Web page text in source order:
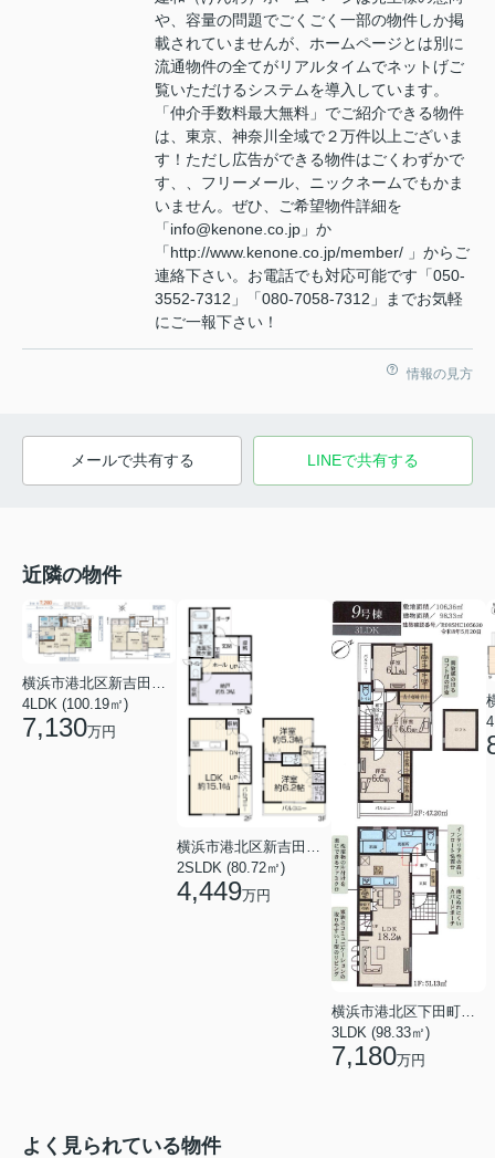
や、容量の問題でごくごく一部の物件しか掲
載されていませんが、ホームページとは別に
流通物件の全てがリアルタイムでネットげご
覧いただけるシステムを導入しています。
「仲介手数料最大無料」でご紹介できる物件
は、東京、神奈川全域で２万件以上ございま
す！ただし広告ができる物件はごくわずかで
す、、フリーメール、ニックネームでもかま
いません。ぜひ、ご希望物件詳細を
「info@kenone.co.jp」か
「http://www.kenone.co.jp/member/ 」からご
連絡下さい。お電話でも対応可能です「050-
3552-7312」「080-7058-7312」までお気軽
にご一報下さい！
情報の見方
メールで共有する LINEで共有する
近隣の物件
横浜市港北区新吉田東１丁目
4LDK (100.19㎡)
7,130万円
2SLDK (80.72㎡)
4,449万円
3LDK (98.33㎡)
7,180万円
よく見られている物件